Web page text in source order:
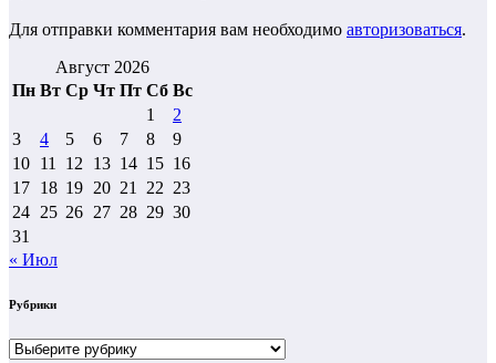
Для отправки комментария вам необходимо авторизоваться.
Август 2026
Пн Вт Ср Чт Пт Сб Вс
1
2
3
4 5 6 7 8
9
10 11 12 13 14 15 16
17 18 19 20 21 22 23
24 25 26 27 28 29 30
31
« Июл
Рубрики
Рубрики